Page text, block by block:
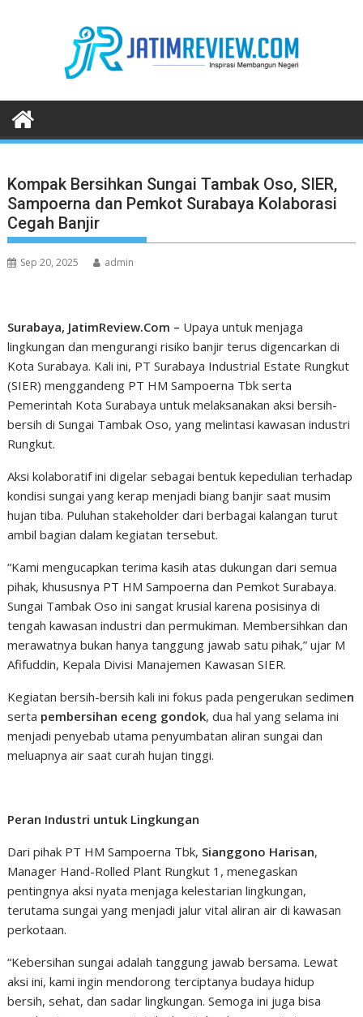
Kompak Bersihkan Sungai Tambak Oso, SIER,
Sampoerna dan Pemkot Surabaya Kolaborasi
Cegah Banjir
Sep 20, 2025 admin
Surabaya, JatimReview.Com – Upaya untuk menjaga
lingkungan dan mengurangi risiko banjir terus digencarkan di
Kota Surabaya. Kali ini, PT Surabaya Industrial Estate Rungkut
(SIER) menggandeng PT HM Sampoerna Tbk serta
Pemerintah Kota Surabaya untuk melaksanakan aksi bersih-
bersih di Sungai Tambak Oso, yang melintasi kawasan industri
Rungkut.
Aksi kolaboratif ini digelar sebagai bentuk kepedulian terhadap
kondisi sungai yang kerap menjadi biang banjir saat musim
hujan tiba. Puluhan stakeholder dari berbagai kalangan turut
ambil bagian dalam kegiatan tersebut.
“Kami mengucapkan terima kasih atas dukungan dari semua
pihak, khususnya PT HM Sampoerna dan Pemkot Surabaya.
Sungai Tambak Oso ini sangat krusial karena posisinya di
tengah kawasan industri dan permukiman. Membersihkan dan
merawatnya bukan hanya tanggung jawab satu pihak,” ujar M
Afifuddin, Kepala Divisi Manajemen Kawasan SIER.
Kegiatan bersih-bersih kali ini fokus pada pengerukan sedimen
serta pembersihan eceng gondok, dua hal yang selama ini
menjadi penyebab utama penyumbatan aliran sungai dan
meluapnya air saat curah hujan tinggi.
Peran Industri untuk Lingkungan
Dari pihak PT HM Sampoerna Tbk, Sianggono Harisan,
Manager Hand-Rolled Plant Rungkut 1, menegaskan
pentingnya aksi nyata menjaga kelestarian lingkungan,
terutama sungai yang menjadi jalur vital aliran air di kawasan
perkotaan.
“Kebersihan sungai adalah tanggung jawab bersama. Lewat
aksi ini, kami ingin mendorong terciptanya budaya hidup
bersih, sehat, dan sadar lingkungan. Semoga ini juga bisa